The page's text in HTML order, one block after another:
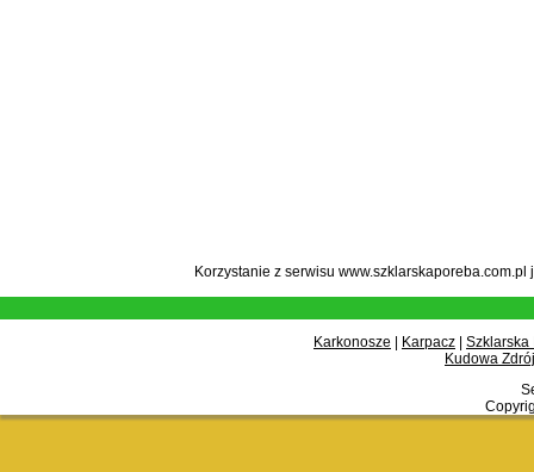
Korzystanie z serwisu
Karkonosze Karpacz
Szklarska
Kudowa